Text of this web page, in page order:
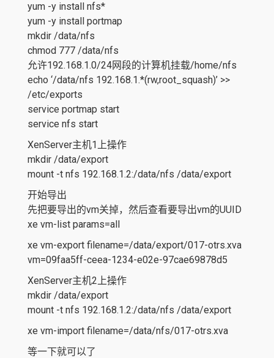
yum -y install nfs*
yum -y install portmap
mkdir /data/nfs
chmod 777 /data/nfs
允许192.168.1.0/24网段的计算机挂载/home/nfs
echo ‘/data/nfs 192.168.1.*(rw,root_squash)’ >>
/etc/exports
service portmap start
service nfs start
XenServer主机1上操作
mkdir /data/export
mount -t nfs 192.168.1.2:/data/nfs /data/export
开始导出
先把要导出的vm关掉，然后查看要导出vm的UUID
xe vm-list params=all
xe vm-export filename=/data/export/017-otrs.xva
vm=09faa5ff-ceea-1234-e02e-97cae69878d5
XenServer主机2上操作
mkdir /data/export
mount -t nfs 192.168.1.2:/data/nfs /data/export
xe vm-import filename=/data/nfs/017-otrs.xva
等一下就可以了